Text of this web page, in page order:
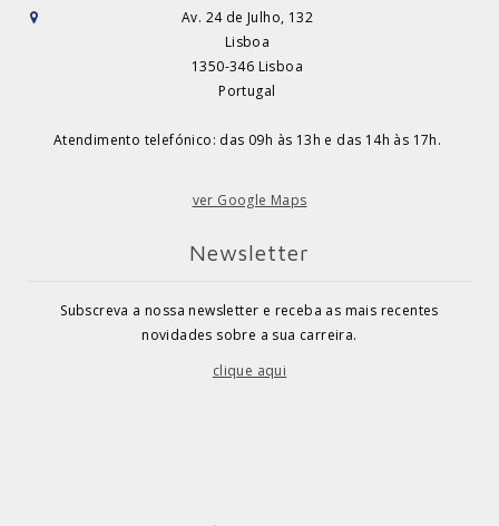
Av. 24 de Julho, 132
Lisboa
1350-346 Lisboa
Portugal
Atendimento telefónico: das 09h às 13h e das 14h às 17h.
ver Google Maps
Newsletter
Subscreva a nossa newsletter e receba as mais recentes
novidades sobre a sua carreira.
clique aqui